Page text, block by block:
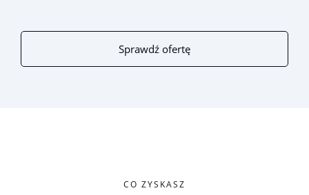
Sprawdź ofertę
CO ZYSKASZ